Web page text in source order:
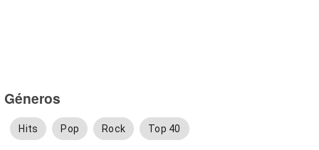
Géneros
Hits Pop Rock Top 40